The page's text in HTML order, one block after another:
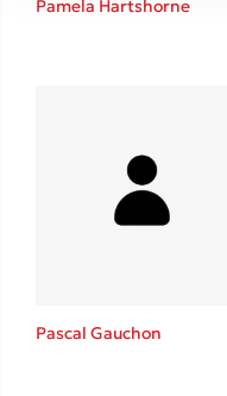
Pamela Hartshorne
Pascal Gauchon